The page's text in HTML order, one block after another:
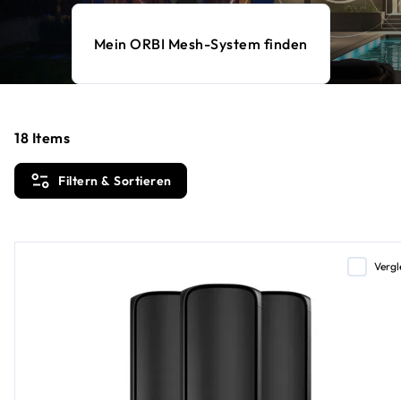
Mein ORBI Mesh-System finden
Filtern & Sortieren
18 Items